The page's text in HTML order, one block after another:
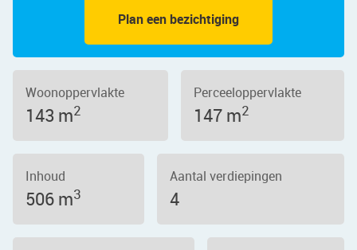
Plan een bezichtiging
Woonoppervlakte
143 m2
Perceeloppervlakte
147 m2
Inhoud
506 m3
Aantal verdiepingen
4